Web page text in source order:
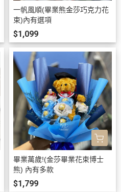
一帆風順(畢業熊金莎巧克力花
束)內有選項
$1,099
畢業萬歲!(金莎畢業花束博士
熊) 內有多款
$1,799